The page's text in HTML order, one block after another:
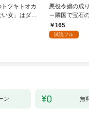
ツキトオカ
い女」はダメ
（分冊版）
悪役令嬢の成
～隣国で宝石
呼ばれるまで
ック） 分冊版 1
165
試読フル
ン 無